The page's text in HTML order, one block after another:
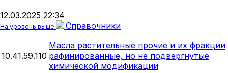
12.03.2025 22:34
На уровень выше Справочники
10.41.59.110
Масла растительные прочие и их фракции
рафинированные, но не подвергнутые
химической модификации